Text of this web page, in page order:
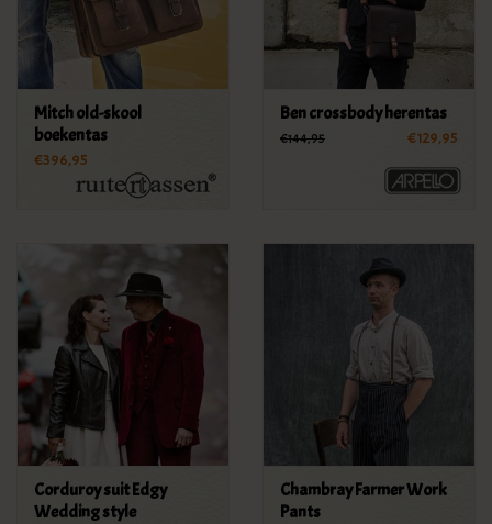
Mitch old-skool
boekentas
€396,95
Ben crossbody herentas
€144,95 €129,95
Corduroy suit Edgy
Wedding style
Chambray Farmer Work
Pants